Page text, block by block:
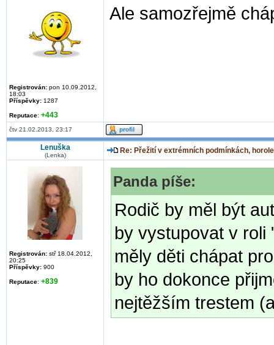
Registrován: pon 10.09.2012,
18:03
Příspěvky: 1287
Reputace: +443
Ale samozřejmě
čtv 21.02.2013, 23:17
Lenuška
(Lenka)
Re: Přežití v extrémních podmínkách,
Registrován: stř 18.04.2012,
20:25
Příspěvky: 900
Reputace: +839
Panda píše:
Rodič by měl být
by vystupovat v roli
měly děti chápat
by ho dokonce
nejtěžším trestem